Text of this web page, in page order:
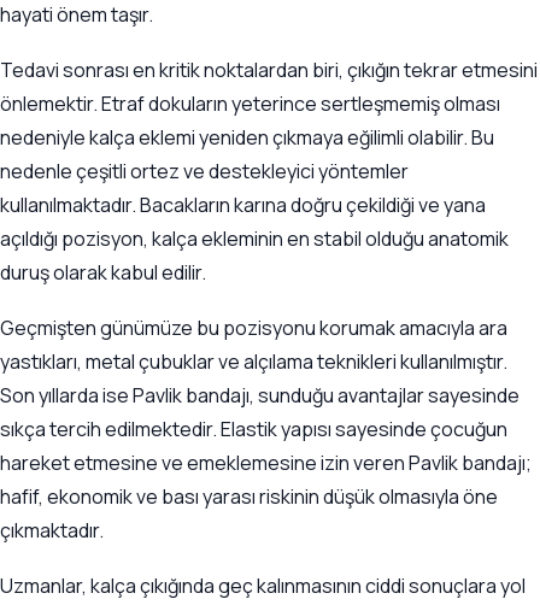
hayati önem taşır.
Tedavi sonrası en kritik noktalardan biri, çıkığın tekrar etmesini
önlemektir. Etraf dokuların yeterince sertleşmemiş olması
nedeniyle kalça eklemi yeniden çıkmaya eğilimli olabilir. Bu
nedenle çeşitli ortez ve destekleyici yöntemler
kullanılmaktadır. Bacakların karına doğru çekildiği ve yana
açıldığı pozisyon, kalça ekleminin en stabil olduğu anatomik
duruş olarak kabul edilir.
Geçmişten günümüze bu pozisyonu korumak amacıyla ara
yastıkları, metal çubuklar ve alçılama teknikleri kullanılmıştır.
Son yıllarda ise Pavlik bandajı, sunduğu avantajlar sayesinde
sıkça tercih edilmektedir. Elastik yapısı sayesinde çocuğun
hareket etmesine ve emeklemesine izin veren Pavlik bandajı;
hafif, ekonomik ve bası yarası riskinin düşük olmasıyla öne
çıkmaktadır.
Uzmanlar, kalça çıkığında geç kalınmasının ciddi sonuçlara yol